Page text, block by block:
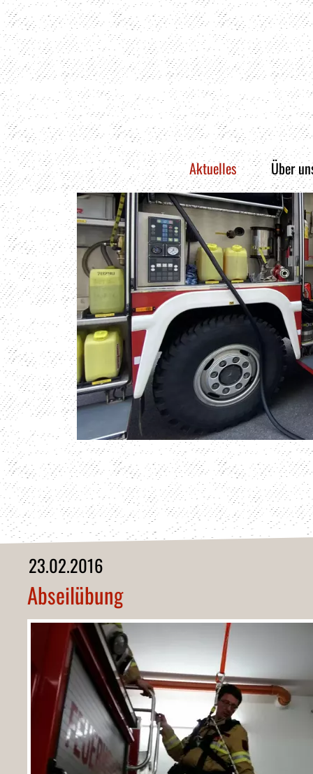
Aktuelles Über
23.02.2016
Abseilübung